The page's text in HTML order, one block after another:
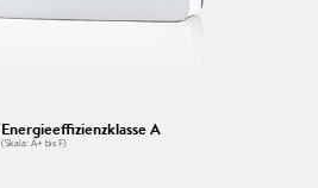
Energieeffizienzklasse A
(Skala: A+ bis F)